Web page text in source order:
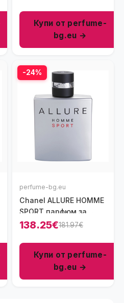
Купи от perfume-
bg.eu →
-24%
perfume-bg.eu
Chanel ALLURE HOMME
SPORT парфюм за
мъже EDT 150 мл
138.25€181.97€
Купи от perfume-
bg.eu →